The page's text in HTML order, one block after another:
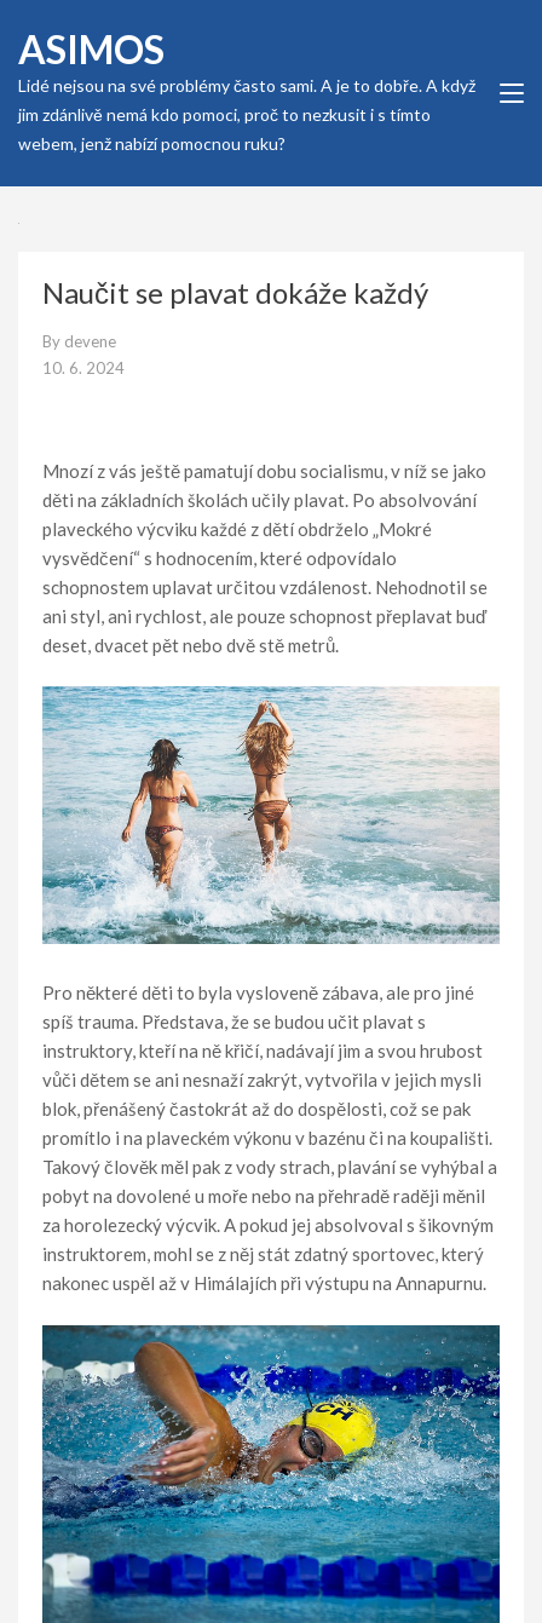
content
Enter)
ASIMOS
Lidé nejsou na své problémy často sami. A je to dobře. A když
jim zdánlivě nemá kdo pomoci, proč to nezkusit i s tímto
webem, jenž nabízí pomocnou ruku?
Naučit se plavat dokáže každý
By devene
10. 6. 2024
Mnozí z vás ještě pamatují dobu socialismu, v níž se jako
děti na základních školách učily plavat. Po absolvování
plaveckého výcviku každé z dětí obdrželo „Mokré
vysvědčení“ s hodnocením, které odpovídalo
schopnostem uplavat určitou vzdálenost. Nehodnotil se
ani styl, ani rychlost, ale pouze schopnost přeplavat buď
deset, dvacet pět nebo dvě stě metrů.
Pro některé děti to byla vysloveně zábava, ale pro jiné
spíš trauma. Představa, že se budou učit plavat s
instruktory, kteří na ně křičí, nadávají jim a svou hrubost
vůči dětem se ani nesnaží zakrýt, vytvořila v jejich mysli
blok, přenášený častokrát až do dospělosti, což se pak
promítlo i na plaveckém výkonu v bazénu či na koupališti.
Takový člověk měl pak z vody strach, plavání se vyhýbal a
pobyt na dovolené u moře nebo na přehradě raději měnil
za horolezecký výcvik. A pokud jej absolvoval s šikovným
instruktorem, mohl se z něj stát zdatný sportovec, který
nakonec uspěl až v Himálajích při výstupu na Annapurnu.